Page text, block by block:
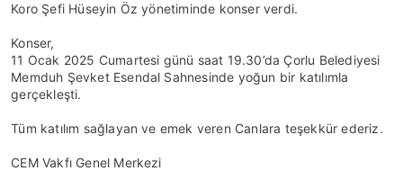
Koro Şefi Hüseyin Öz yönetiminde konser verdi.
Konser,
11 Ocak 2025 Cumartesi günü saat 19.30’da Çorlu Belediyesi
Memduh Şevket Esendal Sahnesinde yoğun bir katılımla
gerçekleşti.
Tüm katılım sağlayan ve emek veren Canlara teşekkür ederiz.
CEM Vakfı Genel Merkezi